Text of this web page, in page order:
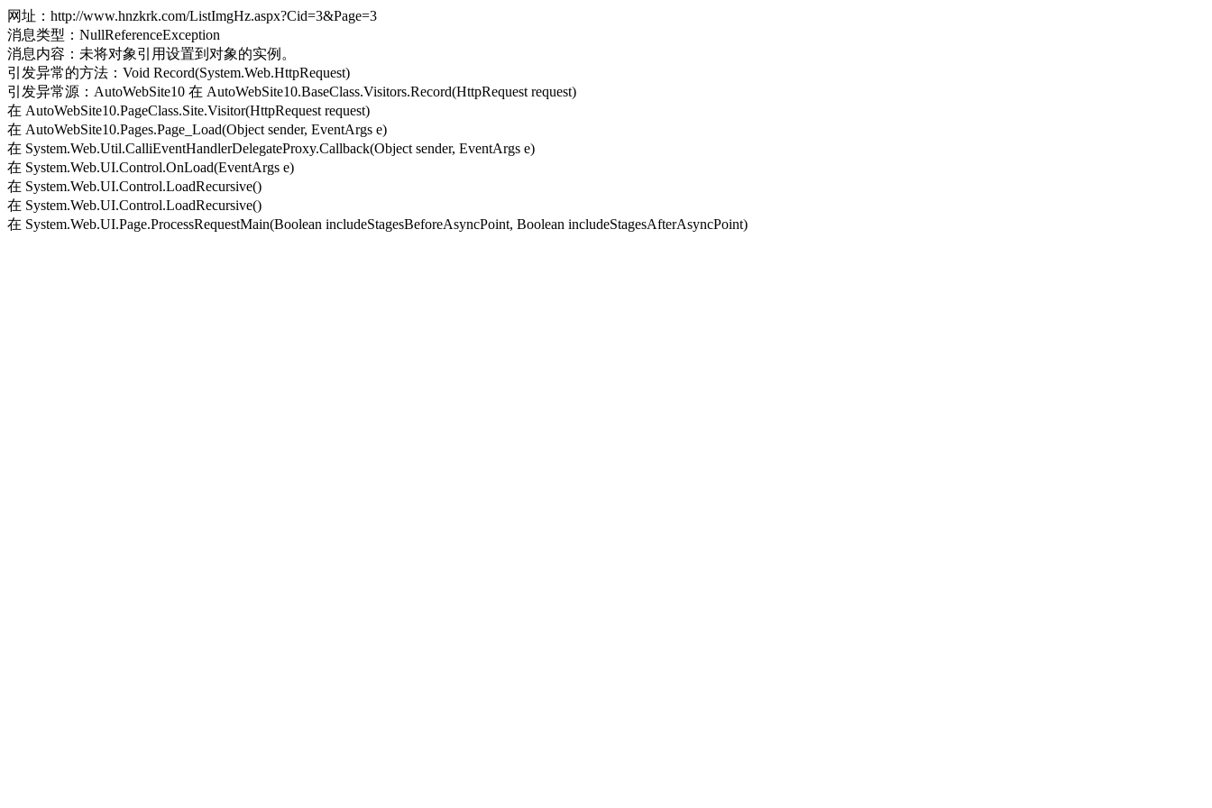
网址：http://www.hnzkrk.com/ListImgHz.aspx?Cid=3&Page=3
消息类型：NullReferenceException
消息内容：未将对象引用设置到对象的实例。
引发异常的方法：Void Record(System.Web.HttpRequest)
引发异常源：AutoWebSite10 在 AutoWebSite10.BaseClass.Visitors.Record(HttpRequest request)
在 AutoWebSite10.PageClass.Site.Visitor(HttpRequest request)
在 AutoWebSite10.Pages.Page_Load(Object sender, EventArgs e)
在 System.Web.Util.CalliEventHandlerDelegateProxy.Callback(Object sender, EventArgs e)
在 System.Web.UI.Control.OnLoad(EventArgs e)
在 System.Web.UI.Control.LoadRecursive()
在 System.Web.UI.Control.LoadRecursive()
在 System.Web.UI.Page.ProcessRequestMain(Boolean includeStagesBeforeAsyncPoint, Boolean includeStagesAfterAsyncPoint)